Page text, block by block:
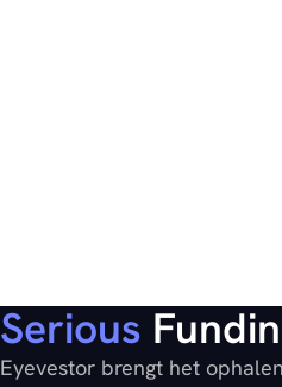
Serious
Eyevestor brengt het